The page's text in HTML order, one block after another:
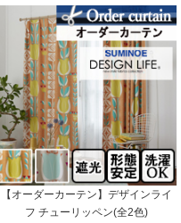
【オーダーカーテン】デザインライ
フ チューリッペン(全2色)